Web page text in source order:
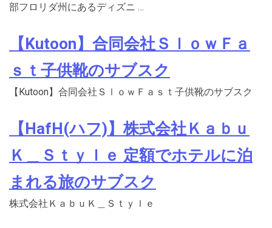
部フロリダ州にあるディズニ …
【Kutoon】合同会社ＳｌｏｗＦａ
ｓｔ子供靴のサブスク
【Kutoon】合同会社ＳｌｏｗＦａｓｔ子供靴のサブスク
【HafH(ハフ)】株式会社Ｋａｂｕ
Ｋ＿Ｓｔｙｌｅ 定額でホテルに泊
まれる旅のサブスク
株式会社ＫａｂｕＫ＿Ｓｔｙｌｅ